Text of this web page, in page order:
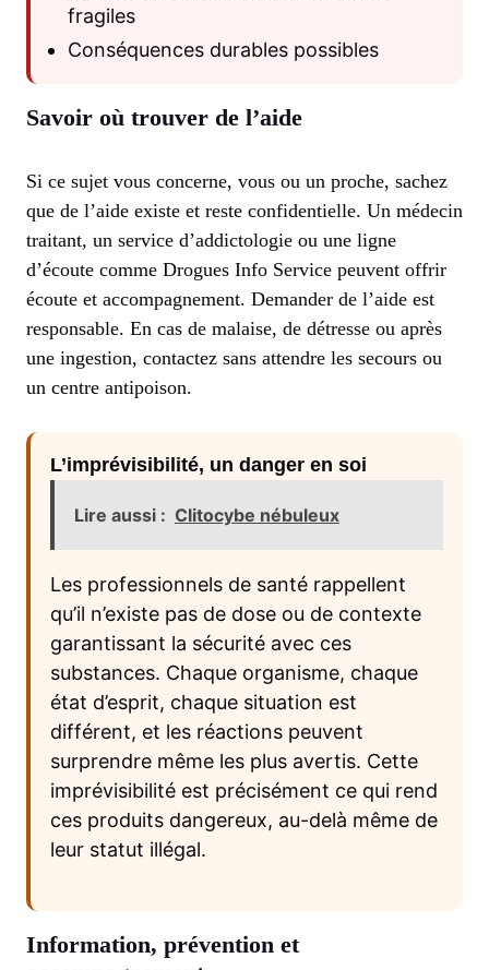
fragiles
Conséquences durables possibles
Savoir où trouver de l’aide
Si ce sujet vous concerne, vous ou un proche, sachez
que de l’aide existe et reste confidentielle. Un médecin
traitant, un service d’addictologie ou une ligne
d’écoute comme Drogues Info Service peuvent offrir
écoute et accompagnement. Demander de l’aide est
responsable. En cas de malaise, de détresse ou après
une ingestion, contactez sans attendre les secours ou
un centre antipoison.
L’imprévisibilité, un danger en soi
Lire aussi : Clitocybe nébuleux
Les professionnels de santé rappellent
qu’il n’existe pas de dose ou de contexte
garantissant la sécurité avec ces
substances. Chaque organisme, chaque
état d’esprit, chaque situation est
différent, et les réactions peuvent
surprendre même les plus avertis. Cette
imprévisibilité est précisément ce qui rend
ces produits dangereux, au-delà même de
leur statut illégal.
Information, prévention et